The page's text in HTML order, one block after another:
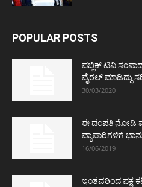
POPULAR POSTS
ಪಬ್ಲಿಕ್ ಟಿವಿ
ವೈರಲ್ ಮಾಡಿದ್ದು
30/03/2020
ಈ ದಂಪತಿ ನೋಡಿ
ವ್ಯಾಪಾರಿಗಳಿಗೆ
16/06/2019
ಇಂತವರಿಂದ ಪಕ್ಷ